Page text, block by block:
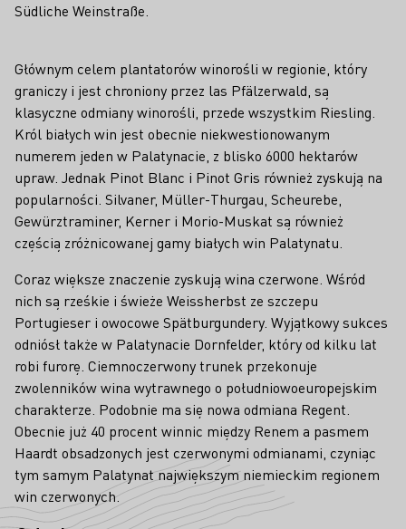
Südliche Weinstraße.
Głównym celem plantatorów winorośli w regionie, który
graniczy i jest chroniony przez las Pfälzerwald, są
klasyczne odmiany winorośli, przede wszystkim Riesling.
Król białych win jest obecnie niekwestionowanym
numerem jeden w Palatynacie, z blisko 6000 hektarów
upraw. Jednak Pinot Blanc i Pinot Gris również zyskują na
popularności. Silvaner, Müller-Thurgau, Scheurebe,
Gewürztraminer, Kerner i Morio-Muskat są również
częścią zróżnicowanej gamy białych win Palatynatu.
Coraz większe znaczenie zyskują wina czerwone. Wśród
nich są rześkie i świeże Weissherbst ze szczepu
Portugieser i owocowe Spätburgundery. Wyjątkowy sukces
odniósł także w Palatynacie Dornfelder, który od kilku lat
robi furorę. Ciemnoczerwony trunek przekonuje
zwolenników wina wytrawnego o południowoeuropejskim
charakterze. Podobnie ma się nowa odmiana Regent.
Obecnie już 40 procent winnic między Renem a pasmem
Haardt obsadzonych jest czerwonymi odmianami, czyniąc
tym samym Palatynat największym niemieckim regionem
win czerwonych.